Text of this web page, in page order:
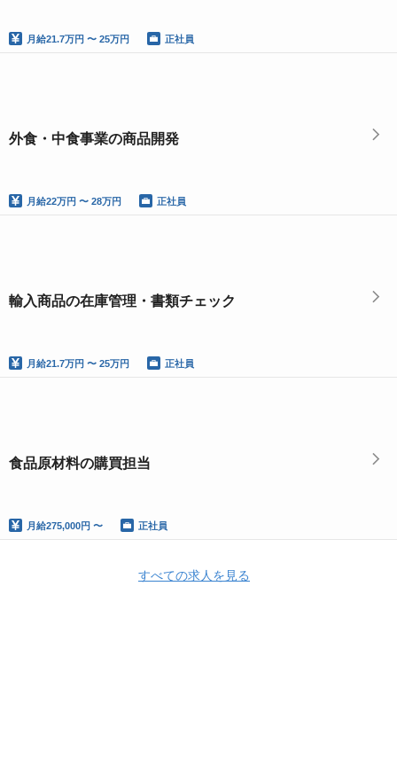
月給21.7万円 〜 25万円 正社員
外食・中食事業の商品開発
月給22万円 〜 28万円 正社員
輸入商品の在庫管理・書類チェック
月給21.7万円 〜 25万円 正社員
食品原材料の購買担当
月給275,000円 〜 正社員
すべての求人を見る